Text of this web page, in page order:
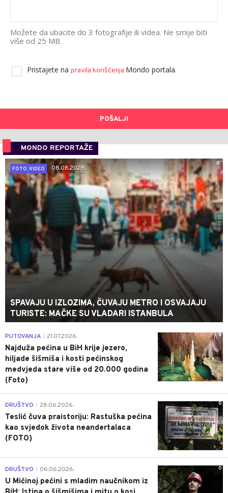
Možete da ubacite do 3 fotografije ili videa. Ne smije biti
više od 25 MB.
Pristajete na pravila korišćenja Mondo portala.
POŠALJI
MONDO REPORTAŽE
0
FOTO, VIDEO
08.08.2026.
SPAVAJU U IZLOZIMA, ČUVAJU METRO I OSVAJAJU
TURISTE: MAČKE SU VLADARI ISTANBULA
0
PUTOVANJA 21.07.2026.
Najduža pećina u BiH krije jezero,
hiljade šišmiša i kosti pećinskog
medvjeda stare više od 20.000 godina
(Foto)
0
DRUŠTVO 28.06.2026.
Teslić čuva praistoriju: Rastuška pećina
kao svjedok života neandertalaca
(FOTO)
0
DRUŠTVO 06.06.2026.
U Mićinoj pećini s mladim naučnikom iz